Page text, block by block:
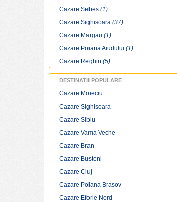
Specialitati culinare Deda Bistra
Restaurante si cluburi Deda Bistra
Harta Deda Bistra
Mersul trenurilor Deda Bistra
Cazare Sebes (1)
Cazare Sighisoara (37)
Cazare Margau (1)
Cazare Poiana Aiudului (1)
Cazare Reghin (5)
DESTINATII POPULARE
Cazare Moieciu
Cazare Sighisoara
Cazare Sibiu
Cazare Vama Veche
Cazare Bran
Cazare Busteni
Cazare Cluj
Cazare Poiana Brasov
Cazare Eforie Nord